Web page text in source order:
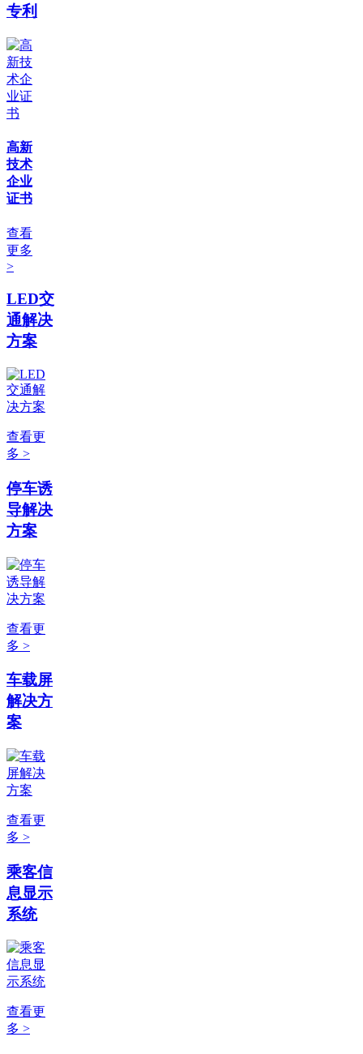
专利
高新
技术
企业
证书
查看
更多
>
LED交
通解决
方案
查看更
多 >
停车诱
导解决
方案
查看更
多 >
车载屏
解决方
案
查看更
多 >
乘客信
息显示
系统
查看更
多 >